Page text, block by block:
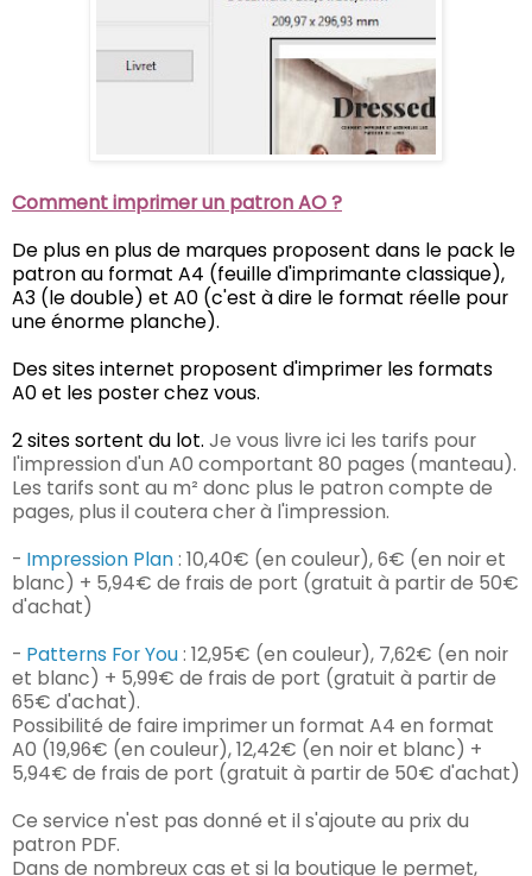
Comment imprimer un patron AO ?
De plus en plus de marques proposent dans le pack le
patron au format A4 (feuille d'imprimante classique),
A3 (le double) et A0 (c'est à dire le format réelle pour
une énorme planche).
Des sites internet proposent d'imprimer les formats
A0 et les poster chez vous.
2 sites sortent du lot. Je vous livre ici les tarifs pour
l'impression d'un A0 comportant 80 pages (manteau).
Les tarifs sont au m² donc plus le patron compte de
pages, plus il coutera cher à l'impression.
- Impression Plan: 10,40€ (en couleur), 6€ (en noir et
blanc) + 5,94€ de frais de port (gratuit à partir de 50€
d'achat)
- Patterns For You: 12,95€ (en couleur), 7,62€ (en noir
et blanc) + 5,99€ de frais de port (gratuit à partir de
65€ d'achat).
Possibilité de faire imprimer un format A4 en format
A0 (19,96€ (en couleur), 12,42€ (en noir et blanc) +
5,94€ de frais de port (gratuit à partir de 50€ d'achat)
Ce service n'est pas donné et il s'ajoute au prix du
patron PDF.
Dans de nombreux cas et si la boutique le permet,